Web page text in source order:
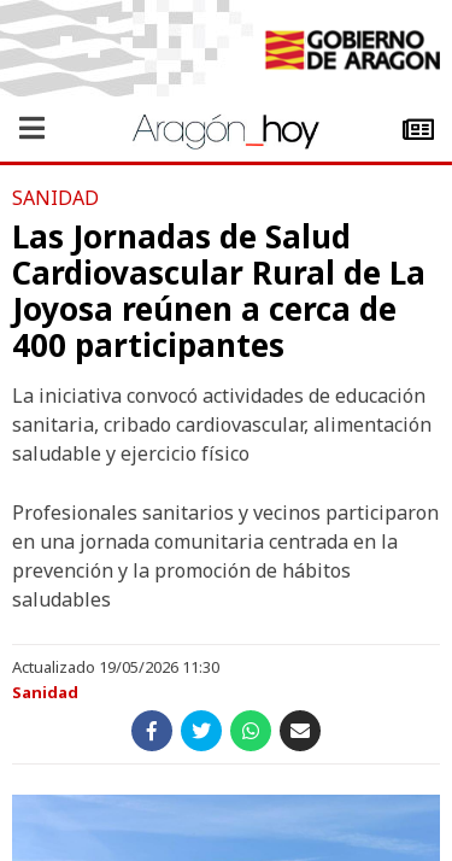
SANIDAD
Las Jornadas de Salud
Cardiovascular Rural de La
Joyosa reúnen a cerca de
400 participantes
La iniciativa convocó actividades de educación
sanitaria, cribado cardiovascular, alimentación
saludable y ejercicio físico
Profesionales sanitarios y vecinos participaron
en una jornada comunitaria centrada en la
prevención y la promoción de hábitos
saludables
Actualizado 19/05/2026 11:30
Sanidad